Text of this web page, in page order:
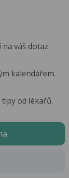
váš dotaz.
kalendářem.
od lékařů.